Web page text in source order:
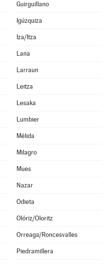
Guirguillano
Igúzquiza
Iza/Itza
Lana
Larraun
Leitza
Lesaka
Lumbier
Mélida
Milagro
Mues
Nazar
Odieta
Olóriz/Oloritz
Orreaga/Roncesvalles
Piedramillera